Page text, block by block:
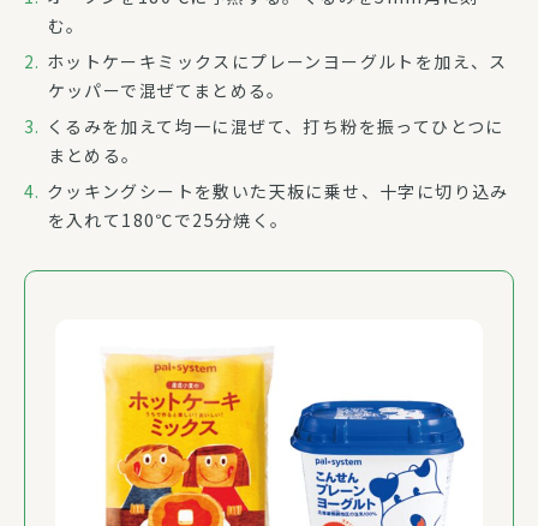
む。
ホットケーキミックスにプレーンヨーグルトを加え、ス
ケッパーで混ぜてまとめる。
くるみを加えて均一に混ぜて、打ち粉を振ってひとつに
まとめる。
クッキングシートを敷いた天板に乗せ、十字に切り込み
を入れて180℃で25分焼く。